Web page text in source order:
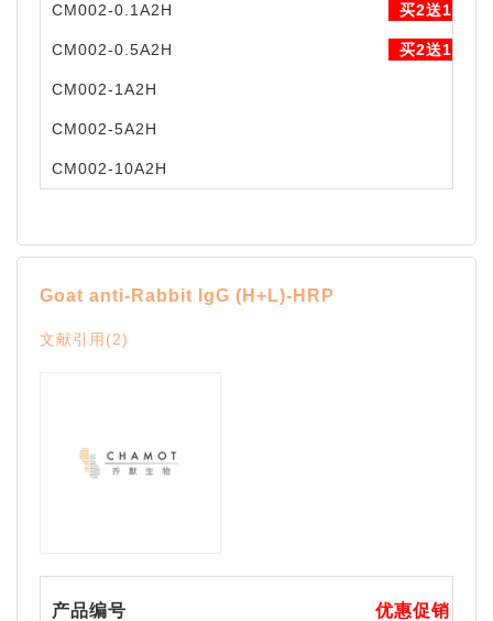
CM002-0.1A2H 买2送1
CM002-0.5A2H 买2送1
CM002-1A2H
CM002-5A2H
CM002-10A2H
Goat anti-Rabbit IgG (H+L)-HRP
文献引用(2)
产品编号 优惠促销